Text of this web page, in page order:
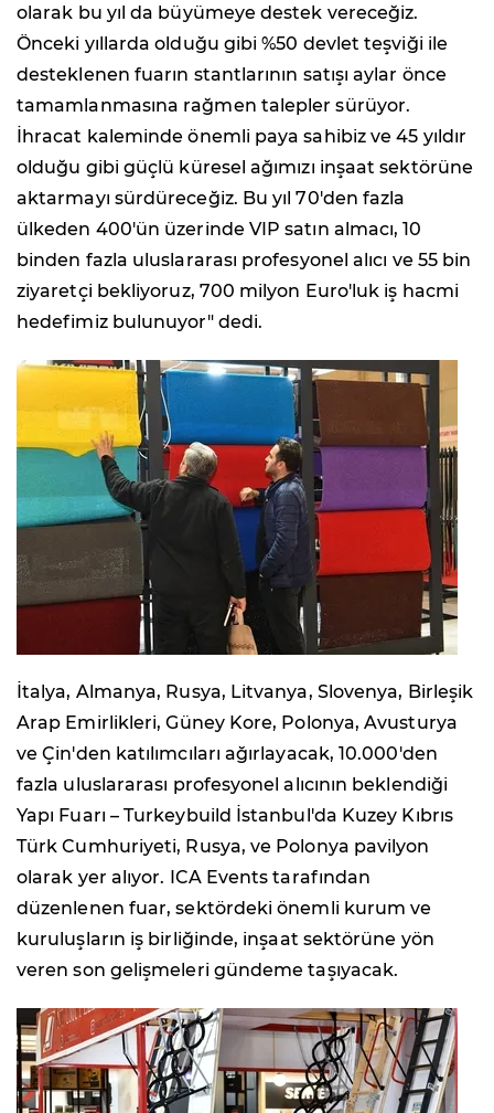
olarak bu yıl da büyümeye destek vereceğiz.
Önceki yıllarda olduğu gibi %50 devlet teşviği ile
desteklenen fuarın stantlarının satışı aylar önce
tamamlanmasına rağmen talepler sürüyor.
İhracat kaleminde önemli paya sahibiz ve 45 yıldır
olduğu gibi güçlü küresel ağımızı inşaat sektörüne
aktarmayı sürdüreceğiz. Bu yıl 70'den fazla
ülkeden 400'ün üzerinde VIP satın almacı, 10
binden fazla uluslararası profesyonel alıcı ve 55 bin
ziyaretçi bekliyoruz, 700 milyon Euro'luk iş hacmi
hedefimiz bulunuyor" dedi.
İtalya, Almanya, Rusya, Litvanya, Slovenya, Birleşik
Arap Emirlikleri, Güney Kore, Polonya, Avusturya
ve Çin'den katılımcıları ağırlayacak, 10.000'den
fazla uluslararası profesyonel alıcının beklendiği
Yapı Fuarı – Turkeybuild İstanbul'da Kuzey Kıbrıs
Türk Cumhuriyeti, Rusya, ve Polonya pavilyon
olarak yer alıyor. ICA Events tarafından
düzenlenen fuar, sektördeki önemli kurum ve
kuruluşların iş birliğinde, inşaat sektörüne yön
veren son gelişmeleri gündeme taşıyacak.